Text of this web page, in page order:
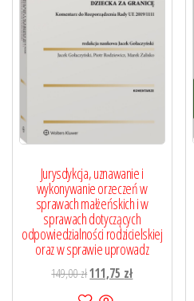
Jurysdykcja, uznawanie i
wykonywanie orzeczeń w
sprawach małżeńskich i w
sprawach dotyczących
odpowiedzialności rodzicielskiej
oraz w sprawie uprowadz
149,00złPierwotna
cena
111,75 złAktualna